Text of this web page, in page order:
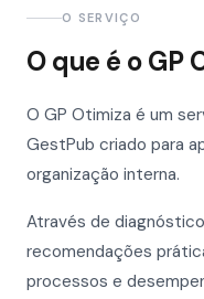
O SERVIÇO
O que é o GP
O GP Otimiza é um
GestPub criado para
organização interna.
Através de
recomendações
processos e